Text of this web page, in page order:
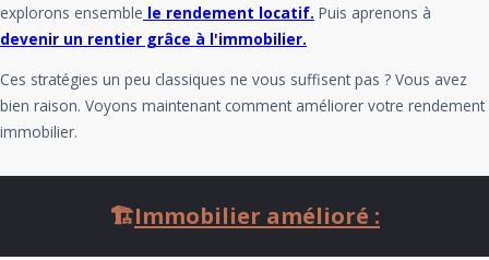
explorons ensemble le rendement locatif. Puis aprenons à
devenir un rentier grâce à l'immobilier.
Ces stratégies un peu classiques ne vous suffisent pas ? Vous avez
bien raison. Voyons maintenant comment améliorer votre rendement
immobilier.
🏗️Immobilier amélioré :